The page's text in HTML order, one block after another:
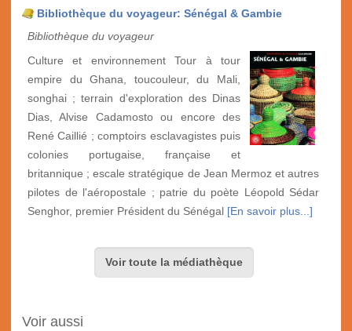
Bibliothèque du voyageur: Sénégal & Gambie
Bibliothèque du voyageur
Culture et environnement Tour à tour
empire du Ghana, toucouleur, du Mali,
songhai ; terrain d'exploration des Dinas
Dias, Alvise Cadamosto ou encore des
René Caillié ; comptoirs esclavagistes puis
colonies portugaise, française et
britannique ; escale stratégique de Jean Mermoz et autres
pilotes de l'aéropostale ; patrie du poète Léopold Sédar
Senghor, premier Président du Sénégal [En savoir plus...]
Voir toute la médiathèque
Voir aussi